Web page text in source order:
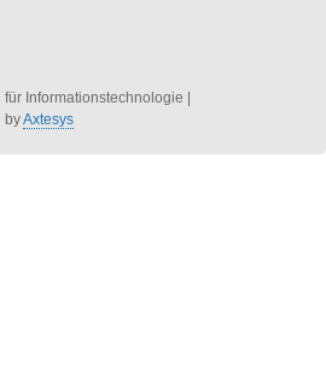
Informationstechnologie
byAxtesys